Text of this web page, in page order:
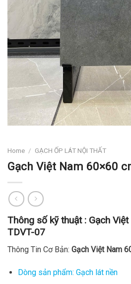
Home / GẠCH ỐP LÁT NỘI THẤT
Gạch Việt Nam 60×60
Thông số kỹ thuật : Gạch
TDVT-07
Thông Tin Cơ Bản: Gạch Việt Nam
Dòng sản phẩm: Gạch lát nền